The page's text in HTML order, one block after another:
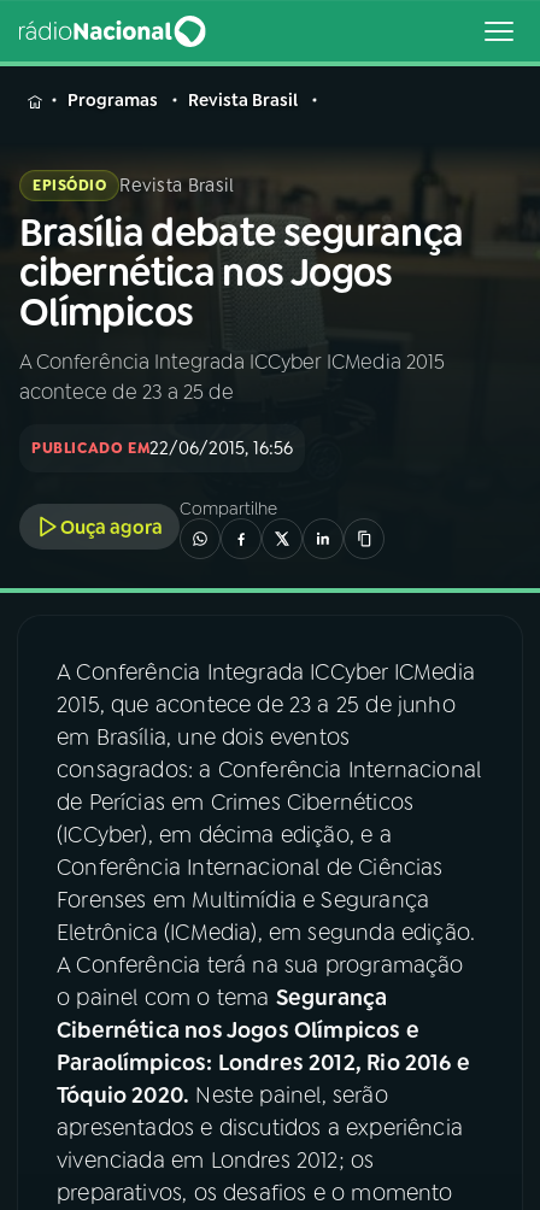
MENU
Buscar
na
Rádio
Nacional
Buscar
AO VIVO
INÍCIO
A RÁDIO
03PROGRAMAÇÃO
04PROGRAMAS
PODCASTS
06VIDEOCASTS
08FESTIVAL DE MÚSICA
ACOMPANHE A RÁDIO NACIONAL
YouTube Facebook
Instagram X
Programas Revista Brasil
EPISÓDIO Revista Brasil
Brasília debate segurança
cibernética nos Jogos
Olímpicos
A Conferência Integrada ICCyber ICMedia 2015
acontece de 23 a 25 de
PUBLICADO EM22/06/2015, 16:56
Ouça agora
Compartilhe
A Conferência Integrada ICCyber ICMedia
2015, que acontece de 23 a 25 de junho
em Brasília, une dois eventos
consagrados: a Conferência Internacional
de Perícias em Crimes Cibernéticos
(ICCyber), em décima edição, e a
Conferência Internacional de Ciências
Forenses em Multimídia e Segurança
Eletrônica (ICMedia), em segunda edição.
A Conferência terá na sua programação
o painel com o tema Segurança
Cibernética nos Jogos Olímpicos e
Paraolímpicos: Londres 2012, Rio 2016 e
Tóquio 2020. Neste painel, serão
apresentados e discutidos a experiência
vivenciada em Londres 2012; os
preparativos, os desafios e o momento